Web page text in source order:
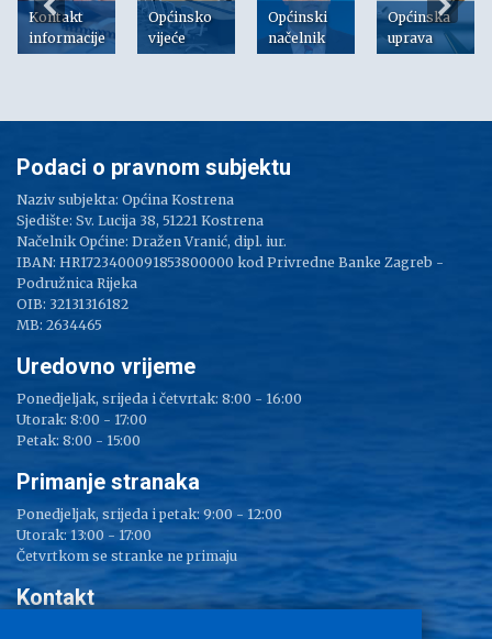
Kontakt
informacije
Općinsko
vijeće
Općinski
načelnik
Općinska
uprava
Podaci o pravnom subjektu
Naziv subjekta: Općina Kostrena
Sjedište: Sv. Lucija 38, 51221 Kostrena
Načelnik Općine: Dražen Vranić, dipl. iur.
IBAN: HR1723400091853800000 kod Privredne Banke Zagreb -
Podružnica Rijeka
OIB: 32131316182
MB: 2634465
Uredovno vrijeme
Ponedjeljak, srijeda i četvrtak: 8:00 - 16:00
Utorak: 8:00 - 17:00
Petak: 8:00 - 15:00
Primanje stranaka
Ponedjeljak, srijeda i petak: 9:00 - 12:00
Utorak: 13:00 - 17:00
Četvrtkom se stranke ne primaju
Kontakt